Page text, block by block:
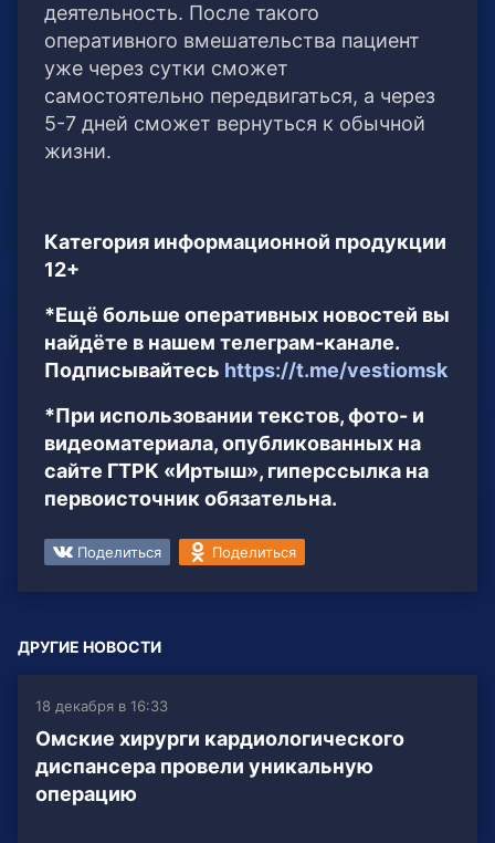
деятельность. После такого
оперативного вмешательства пациент
уже через сутки сможет
самостоятельно передвигаться, а через
5-7 дней сможет вернуться к обычной
жизни.
Категория информационной продукции
12+
*Ещё больше оперативных новостей вы
найдёте в нашем телеграм-канале.
Подписывайтесь https://t.me/vestiomsk
*При использовании текстов, фото- и
видеоматериала, опубликованных на
сайте ГТРК «Иртыш», гиперссылка на
первоисточник обязательна.
Поделиться Поделиться
ДРУГИЕ НОВОСТИ
18 декабря в 16:33
Омские хирурги кардиологического
диспансера провели уникальную
операцию